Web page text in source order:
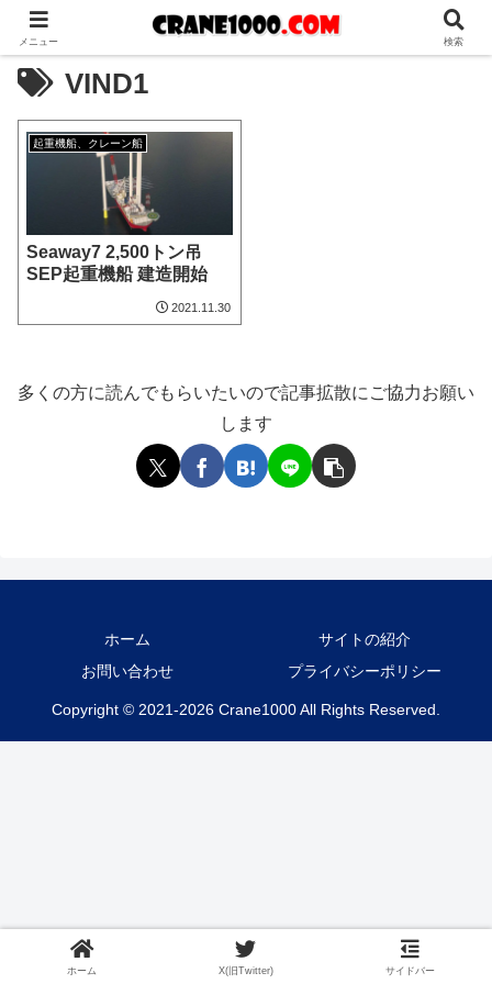
VIND1
起重機船、クレーン船
Seaway7 2,500トン吊
SEP起重機船 建造開始
2021.11.30
多くの方に読んでもらいたいので記事拡散にご協力お願い
します
ホーム
サイトの紹介
お問い合わせ
プライバシーポリシー
Copyright © 2021-2026 Crane1000 All Rights Reserved.
メニュー 検索
ホーム X(旧Twitter) サイドバー